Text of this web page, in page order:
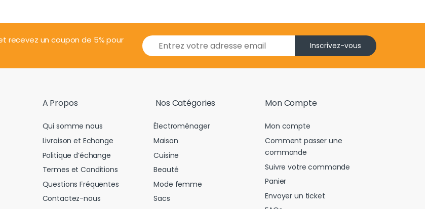
recevez un coupon de 5% pour
E
m
i
Inscrivez-vous
A Propos
Qui somme nous
Livraison et Echange
Politique d’échange
Termes et Conditions
Questions Fréquentes
Contactez-nous
Nos Catégories
Électroménager
Maison
Cuisine
Beauté
Mode femme
Sacs
Mon Compte
Mon compte
Comment passer une
commande
Suivre votre commande
Panier
Envoyer un ticket